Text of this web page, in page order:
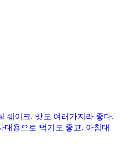
쉐이크. 맛도 여러가지라 좋다.
대용으로 먹기도 좋고, 아침대